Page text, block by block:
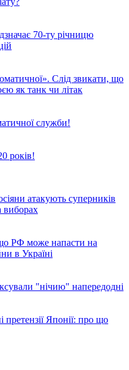
70-ту річницю
Слід звикати, що
як танк чи літак
служби!
років!
атакують суперників
виборах
РФ може напасти на
в Україні
"нічию" напередодні
претензії Японії: про що